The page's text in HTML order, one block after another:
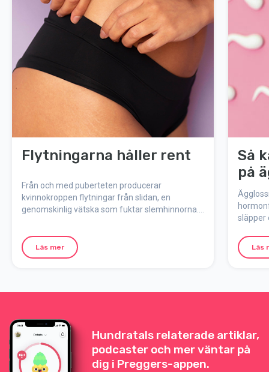
Flytningarna håller rent
Från och med puberteten producerar
kvinnokroppen flytningar från slidan, en
genomskinlig vätska som fuktar slemhinnorna.
hålla underlivet rent och skyddat.
Läs mer
Så
på
släpper
vilken
bli
Läs
Hundratals relaterade artiklar,
podcaster och mer väntar på
dig i Preggers-appen.